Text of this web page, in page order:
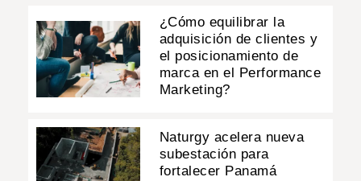
¿Cómo equilibrar la
adquisición de clientes y
el posicionamiento de
marca en el Performance
Marketing?
Naturgy acelera nueva
subestación para
fortalecer Panamá